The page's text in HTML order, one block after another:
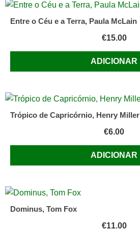
Entre o Céu e a Terra, Paula McLain
€15.00
ADICIONAR
Trópico de Capricórnio, Henry Miller
€6.00
ADICIONAR
Dominus, Tom Fox
€11.00